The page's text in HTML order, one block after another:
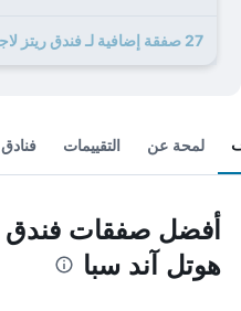
27 صفقة إضافية لـ فندق ريتز لاجوا دا أنتا هوتل آند سبا
لمحة عن التقييمات
أفضل صفقات فندق
هوتل آند سبا